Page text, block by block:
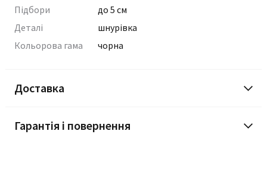
Підбори
до 5 см
Деталі
шнурівка
Кольорова гама
чорна
Доставка
Гарантія і повернення